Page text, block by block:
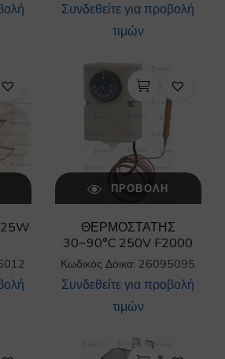
Συνδεθείτε για προβολή
τιμών
ΠΡΟΒΟΛΉ
ΘΕΡΜΟΣΤΑΤΗΣ
30~90°C 250V F2000
Κωδικός Δόικα: 26095095
Συνδεθείτε για προβολή
τιμών